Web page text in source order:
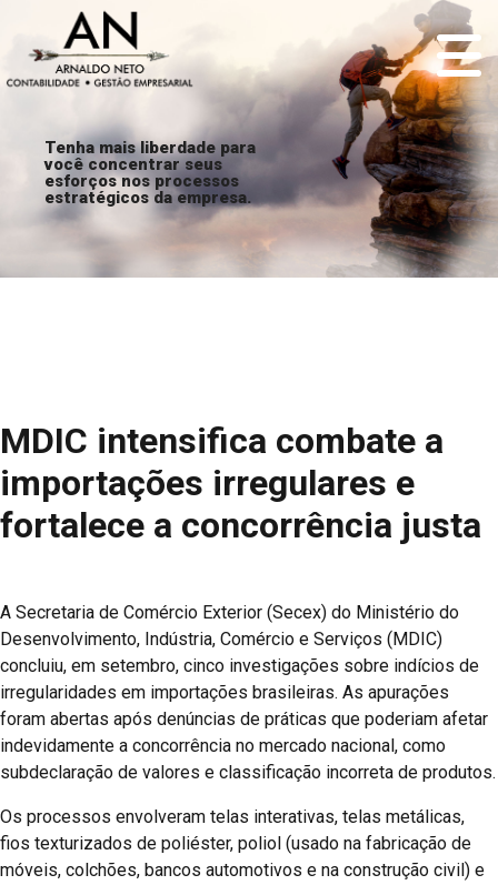
Tenha mais liberdade para
você concentrar seus
esforços nos processos
estratégicos da empresa.
MDIC intensifica combate a
importações irregulares e
fortalece a concorrência justa
A Secretaria de Comércio Exterior (Secex) do Ministério do
Desenvolvimento, Indústria, Comércio e Serviços (MDIC)
concluiu, em setembro, cinco investigações sobre indícios de
irregularidades em importações brasileiras. As apurações
foram abertas após denúncias de práticas que poderiam afetar
indevidamente a concorrência no mercado nacional, como
subdeclaração de valores e classificação incorreta de produtos.
Os processos envolveram telas interativas, telas metálicas,
fios texturizados de poliéster, poliol (usado na fabricação de
móveis, colchões, bancos automotivos e na construção civil) e